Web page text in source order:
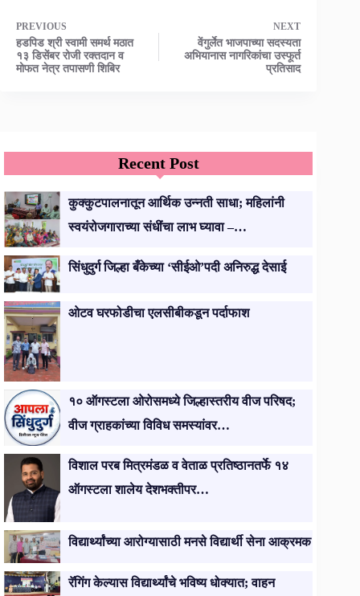
PREVIOUS
हडपिड श्री स्वामी समर्थ मठात
१३ डिसेंबर रोजी रक्तदान व
मोफत नेत्र तपासणी शिबिर
NEXT
वेंगुर्लेत भाजपाच्या सदस्यता
अभियानास नागरिकांचा उस्फूर्त
प्रतिसाद
Recent Post
कुक्कुटपालनातून आर्थिक उन्नती साधा; महिलांनी
स्वयंरोजगाराच्या संधींचा लाभ घ्यावा –…
सिंधुदुर्ग जिल्हा बँकेच्या ‘सीईओ’पदी अनिरुद्ध देसाई
ओटव घरफोडीचा एलसीबीकडून पर्दाफाश
१० ऑगस्टला ओरोसमध्ये जिल्हास्तरीय वीज परिषद;
वीज ग्राहकांच्या विविध समस्यांवर…
विशाल परब मित्रमंडळ व वेताळ प्रतिष्ठानतर्फे १४
ऑगस्टला शालेय देशभक्तीपर…
विद्यार्थ्यांच्या आरोग्यासाठी मनसे विद्यार्थी सेना आक्रमक
रॅगिंग केल्यास विद्यार्थ्यांचे भविष्य धोक्यात; वाहन